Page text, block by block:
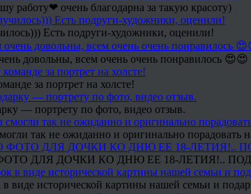
работу❤ очень благодарна за такую красоту)
Есть подруги-художники, оценили!
довольны, всем очень очень понравилось 😍😍
за портрет на холсте!
— портрету по фото, видео отзыв.
так не ожиданно и оригинально порадовать
ДЛЯ ДОЧКИ КО ДНЮ ЕЕ 18-ЛЕТИЯ!..
виде исторической картины нашей семьи и